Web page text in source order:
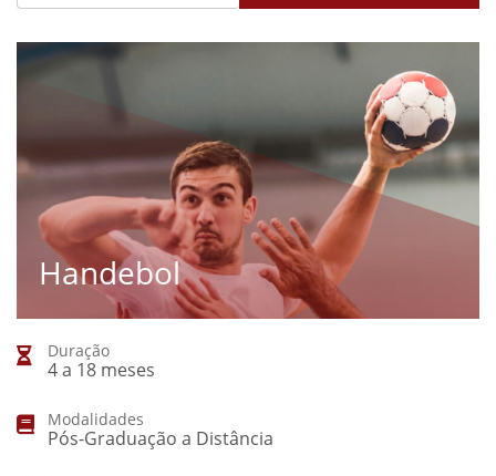
Handebol
Duração
4 a 18 meses
Modalidades
Pós-Graduação a Distância